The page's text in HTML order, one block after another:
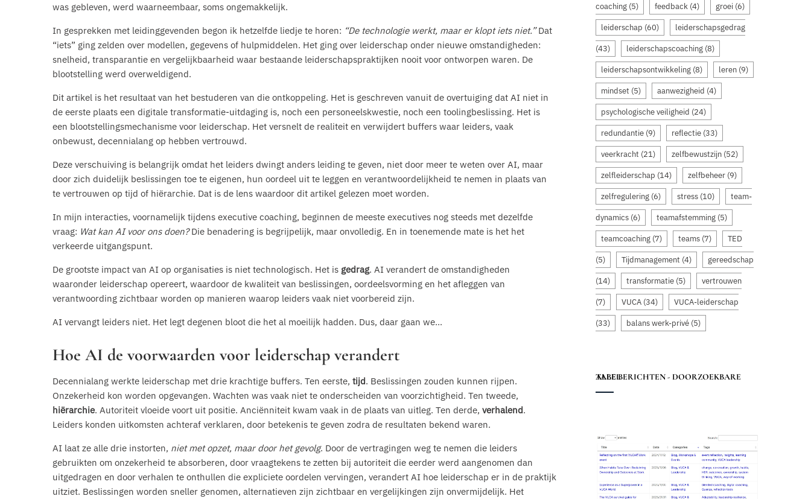
was gebleven, werd waarneembaar, soms ongemakkelijk.
In gesprekken met leidinggevenden begon ik hetzelfde liedje te horen: “De technologie werkt, maar er klopt iets niet.”Dat
“iets” ging zelden over modellen, gegevens of hulpmiddelen. Het ging over leiderschap onder nieuwe omstandigheden:
snelheid, transparantie en vergelijkbaarheid waar bestaande leiderschapspraktijken nooit voor ontworpen waren. De
blootstelling werd overweldigend.
Dit artikel is het resultaat van het bestuderen van die ontkoppeling. Het is geschreven vanuit de overtuiging dat AI niet in
de eerste plaats een digitale transformatie-uitdaging is, noch een personeelskwestie, noch een toolingbeslissing. Het is
een blootstellingsmechanisme voor leiderschap. Het versnelt de realiteit en verwijdert buffers waar leiders, vaak
onbewust, decennialang op hebben vertrouwd.
Deze verschuiving is belangrijk omdat het leiders dwingt anders leiding te geven, niet door meer te weten over AI, maar
door zich duidelijk beslissingen toe te eigenen, hun oordeel uit te leggen en verantwoordelijkheid te nemen in plaats van
te vertrouwen op tijd of hiërarchie. Dat is de lens waardoor dit artikel gelezen moet worden.
In mijn interacties, voornamelijk tijdens executive coaching, beginnen de meeste executives nog steeds met dezelfde
vraag: Wat kan AI voor ons doen?Die benadering is begrijpelijk, maar onvolledig. En in toenemende mate is het het
verkeerde uitgangspunt.
De grootste impact van AI op organisaties is niet technologisch. Het is gedrag. AI verandert de omstandigheden
waaronder leiderschap opereert, waardoor de kwaliteit van beslissingen, oordeelsvorming en het afleggen van
verantwoording zichtbaar worden op manieren waarop leiders vaak niet voorbereid zijn.
AI vervangt leiders niet. Het legt degenen bloot die het al moeilijk hadden. Dus, daar gaan we...
Hoe AI de voorwaarden voor leiderschap verandert
Decennialang werkte leiderschap met drie krachtige buffers. Ten eerste, tijd. Beslissingen zouden kunnen rijpen.
Onzekerheid kon worden opgevangen. Wachten was vaak niet te onderscheiden van voorzichtigheid. Ten tweede,
hiërarchie. Autoriteit vloeide voort uit positie. Anciënniteit kwam vaak in de plaats van uitleg. Ten derde, verhalend.
Leiders konden uitkomsten achteraf verklaren, door betekenis te geven zodra de resultaten bekend waren.
AI laat ze alle drie instorten, niet met opzet, maar door het gevolg. Door de vertragingen weg te nemen die leiders
gebruikten om onzekerheid te absorberen, door vraagtekens te zetten bij autoriteit die eerder werd aangenomen dan
uitgedragen en door verhalen te onthullen die expliciete oordelen vervingen, verandert AI hoe leiderschap er in de praktijk
uitziet. Beslissingen worden sneller genomen, alternatieven zijn zichtbaar en vergelijkingen zijn onvermijdelijk. Het
coaching (5) feedback (4) groei (6)
leiderschap (60) leiderschapsgedrag
(43) leiderschapscoaching (8)
leiderschapsontwikkeling (8) leren (9)
mindset (5) aanwezigheid (4)
psychologische veiligheid (24)
redundantie (9) reflectie (33)
veerkracht (21) zelfbewustzijn (52)
zelfleiderschap (14) zelfbeheer (9)
zelfregulering (6) stress (10) team-
dynamics (6) teamafstemming (5)
teamcoaching (7) teams (7) TED
(5) Tijdmanagement (4) gereedschap
(14) transformatie (5) vertrouwen
(7) VUCA (34) VUCA-leiderschap
(33) balans werk-privé (5)
ALLE BERICHTEN - DOORZOEKBARE TABEL